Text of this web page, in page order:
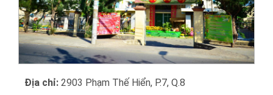
Địa chỉ: 2903 Phạm Thế Hiển, P.7, Q.8